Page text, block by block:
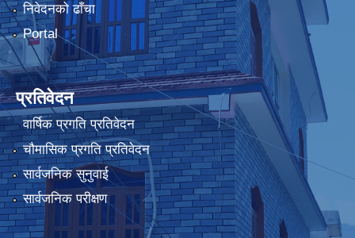
निवेदनको ढाँचा
Portal
प्रतिवेदन
वार्षिक प्रगति प्रतिवेदन
चौमासिक प्रगति प्रतिवेदन
सार्वजनिक सुनुवाई
सार्वजनिक परीक्षण